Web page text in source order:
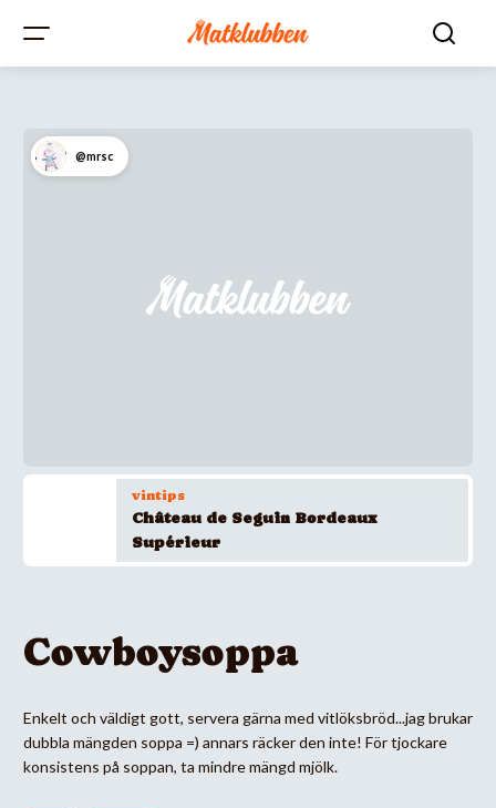
@mrsc
vintips
Château de Seguin Bordeaux
Supérieur
Cowboysoppa
Enkelt och väldigt gott, servera gärna med vitlöksbröd...jag brukar
dubbla mängden soppa =) annars räcker den inte! För tjockare
konsistens på soppan, ta mindre mängd mjölk.